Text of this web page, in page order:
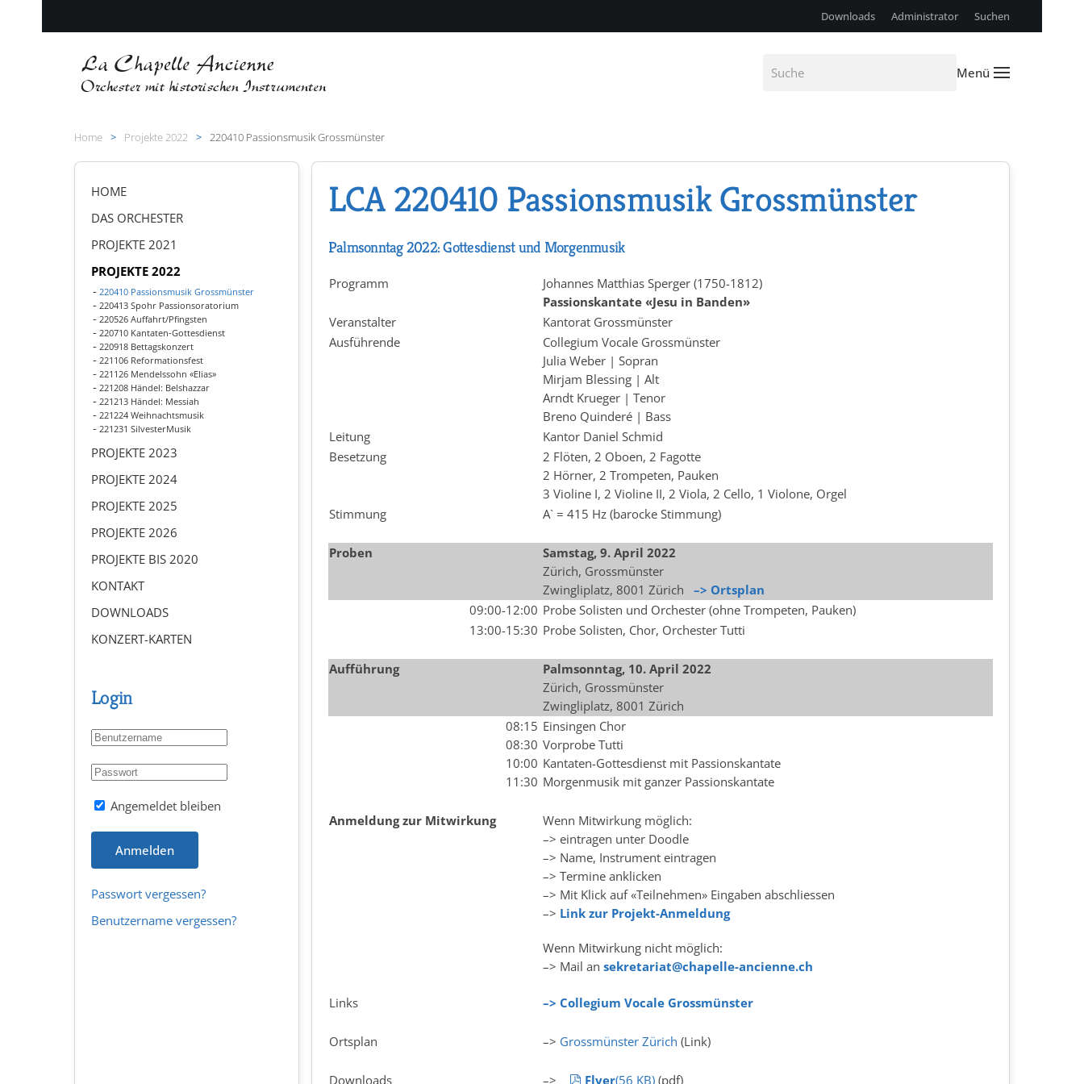
Downloads Administrator Suchen
Menü
Home Projekte 2022 220410 Passionsmusik Grossmünster
LCA 220410 Passionsmusik Grossmünster
Palmsonntag 2022: Gottesdienst und Morgenmusik
Programm
Johannes Matthias Sperger (1750-1812)
Passionskantate «Jesu in Banden»
Veranstalter
Kantorat Grossmünster
Ausführende
Collegium Vocale Grossmünster
Julia Weber | Sopran
Mirjam Blessing | Alt
Arndt Krueger | Tenor
Breno Quinderé | Bass
Leitung
Kantor Daniel Schmid
Besetzung
2 Flöten, 2 Oboen, 2 Fagotte
2 Hörner, 2 Trompeten, Pauken
3 Violine I, 2 Violine II, 2 Viola, 2 Cello, 1 Violone, Orgel
Stimmung
A` = 415 Hz (barocke Stimmung)
Proben Samstag, 9. April 2022
Zürich, Grossmünster
Zwingliplatz, 8001 Zürich –> Ortsplan
09:00-12:00 Probe Solisten und Orchester (ohne Trompeten, Pauken)
13:00-15:30 Probe Solisten, Chor, Orchester Tutti
Aufführung Palmsonntag, 10. April 2022
Zürich, Grossmünster
Zwingliplatz, 8001 Zürich
08:15
08:30
10:00
11:30
Einsingen Chor
Vorprobe Tutti
Kantaten-Gottesdienst mit Passionskantate
Morgenmusik mit ganzer Passionskantate
Anmeldung zur Mitwirkung
Wenn Mitwirkung möglich:
–> eintragen unter Doodle
–> Name, Instrument eintragen
–> Termine anklicken
–> Mit Klick auf «Teilnehmen» Eingaben abschliessen
–> Link zur Projekt-Anmeldung
Wenn Mitwirkung nicht möglich:
–> Mail an sekretariat@chapelle-ancienne.ch
Links –> Collegium Vocale Grossmünster
Ortsplan –> Grossmünster Zürich (Link)
Downloads –> pdf
Flyer(56 KB) (pdf)
HOME
DAS ORCHESTER
PROJEKTE 2021
PROJEKTE 2022
220410 Passionsmusik Grossmünster
220413 Spohr Passionsoratorium
220526 Auffahrt/Pfingsten
220710 Kantaten-Gottesdienst
220918 Bettagskonzert
221106 Reformationsfest
221126 Mendelssohn «Elias»
221208 Händel: Belshazzar
221213 Händel: Messiah
221224 Weihnachtsmusik
221231 SilvesterMusik
PROJEKTE 2023
PROJEKTE 2024
PROJEKTE 2025
PROJEKTE 2026
PROJEKTE BIS 2020
KONTAKT
DOWNLOADS
KONZERT-KARTEN
Login
Angemeldet bleiben
Anmelden
Passwort vergessen?
Benutzername vergessen?